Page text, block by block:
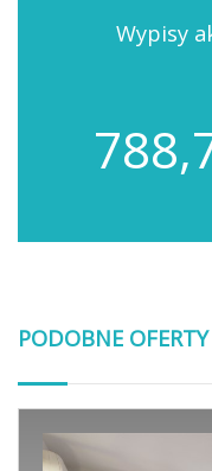
Wypisy
PODOBNE OFERTY